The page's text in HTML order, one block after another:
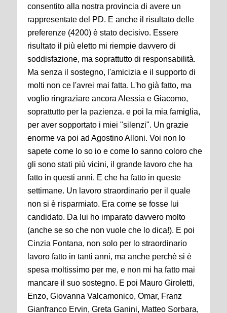
consentito alla nostra provincia di avere un
rappresentate del PD. E anche il risultato delle
preferenze (4200) è stato decisivo. Essere
risultato il più eletto mi riempie davvero di
soddisfazione, ma soprattutto di responsabilità.
Ma senza il sostegno, l'amicizia e il supporto di
molti non ce l'avrei mai fatta. L'ho già fatto, ma
voglio ringraziare ancora Alessia e Giacomo,
soprattutto per la pazienza. e poi la mia famiglia,
per aver sopportato i miei "silenzi". Un grazie
enorme va poi ad Agostino Alloni. Voi non lo
sapete come lo so io e come lo sanno coloro che
gli sono stati più vicini, il grande lavoro che ha
fatto in questi anni. E che ha fatto in queste
settimane. Un lavoro straordinario per il quale
non si è risparmiato. Era come se fosse lui
candidato. Da lui ho imparato davvero molto
(anche se so che non vuole che lo dica!). E poi
Cinzia Fontana, non solo per lo straordinario
lavoro fatto in tanti anni, ma anche perchè si è
spesa moltissimo per me, e non mi ha fatto mai
mancare il suo sostegno. E poi Mauro Giroletti,
Enzo, Giovanna Valcamonico, Omar, Franz
Gianfranco Ervin, Greta Ganini, Matteo Sorbara,